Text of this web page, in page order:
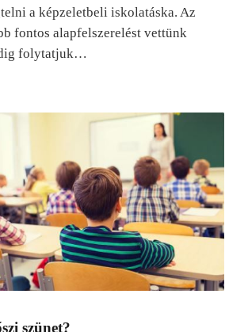
a képzeletbeli iskolatáska. Az
fontos alapfelszerelést vettünk
folytatjuk…
szünet?